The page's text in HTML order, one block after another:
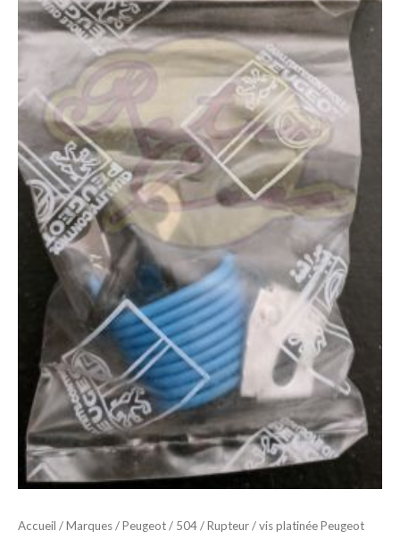
Accueil /Marques/Peugeot/ 504/ Rupteur / vis platinée Peugeot